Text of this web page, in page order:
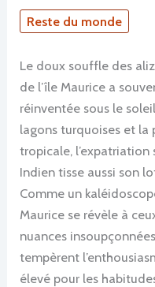
Reste du monde
Le doux souffle des
de l’île Maurice a
réinventée sous le
lagons turquoises et la
tropicale, l’expatriation
Indien tisse aussi son
Comme un
Maurice se révèle à
nuances
tempèrent
élevé pour les